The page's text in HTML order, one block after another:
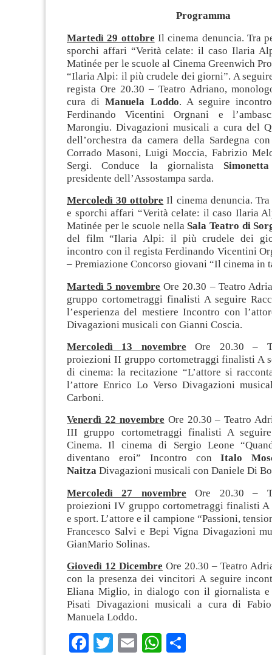
Programma
Martedì 29 ottobre Il cinema denuncia. Tra
sporchi affari “Verità celate: il caso Ilaria
Matinée per le scuole al Cinema Greenwich
“Ilaria Alpi: il più crudele dei giorni”. A
regista Ore 20.30 – Teatro Adriano,
cura diManuela Loddo. A seguire
Ferdinando Vicentini Orgnani e
Marongiu. Divagazioni musicali a cura del
dell’orchestra da camera della Sardegna
Corrado Masoni, Luigi Moccia, Fabrizio
Sergi. Conduce la giornalista
presidente dell’Assostampa sarda.
Mercoledì 30 ottobre Il cinema denuncia.
e sporchi affari “Verità celate: il caso Ilaria
Matinée per le scuole nella Sala Teatro di
del film “Ilaria Alpi: il più crudele dei
incontro con il regista Ferdinando Vicentini
– Premiazione Concorso giovani “Il cinema in
Martedì 5 novembre Ore 20.30 – Teatro
gruppo cortometraggi finalisti A seguire
l’esperienza del mestiere Incontro con
Divagazioni musicali con Gianni Coscia.
Mercoledì 13 novembre
Ore 20.30 –
proiezioni II gruppo cortometraggi finalisti A
di cinema: la recitazione “L’attore si
l’attore Enrico Lo Verso Divagazioni
Carboni.
Venerdì 22 novembre Ore 20.30 – Teatro
III gruppo cortometraggi finalisti A
Cinema. Il cinema di Sergio Leone
diventano eroi” Incontro conItalo
Naitza Divagazioni musicali con Daniele Di
Mercoledì 27 novembre
Ore 20.30 –
proiezioni IV gruppo cortometraggi finalisti A
e sport. L’attore e il campione “Passioni,
Francesco Salvi e Bepi Vigna Divagazioni
GianMario Solinas.
Giovedì 12 Dicembre Ore 20.30 – Teatro
con la presenza dei vincitori A seguire
Eliana Miglio, in dialogo con il giornalista e
Pisati Divagazioni musicali a cura di
Manuela Loddo.
Facebook
TwitterEmailWhatsApp